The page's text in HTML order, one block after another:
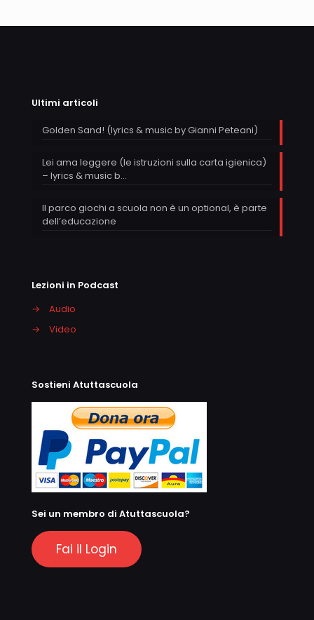
Ultimi articoli
Golden Sand! (lyrics & music by Gianni Peteani)
Lei ama leggere (le istruzioni sulla carta igienica)
– lyrics & music b…
Il parco giochi a scuola non è un optional, è parte
dell’educazione
Lezioni in Podcast
→
Audio
→
Video
Sostieni Atuttascuola
Sei un membro di Atuttascuola?
Fai il Login